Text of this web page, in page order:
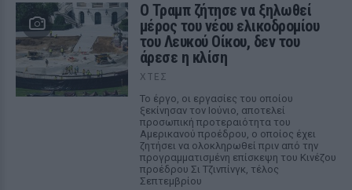
Ο Τραμπ ζήτησε να ξηλωθεί
μέρος του νέου ελικοδρομίου
του Λευκού Οίκου, δεν του
άρεσε η κλίση
ΧΤΕΣ
Το έργο, οι εργασίες του οποίου
ξεκίνησαν τον Ιούνιο, αποτελεί
προσωπική προτεραιότητα του
Αμερικανού προέδρου, ο οποίος έχει
ζητήσει να ολοκληρωθεί πριν από την
προγραμματισμένη επίσκεψη του Κινέζου
προέδρου Σι Τζινπίνγκ, τέλος
Σεπτεμβρίου